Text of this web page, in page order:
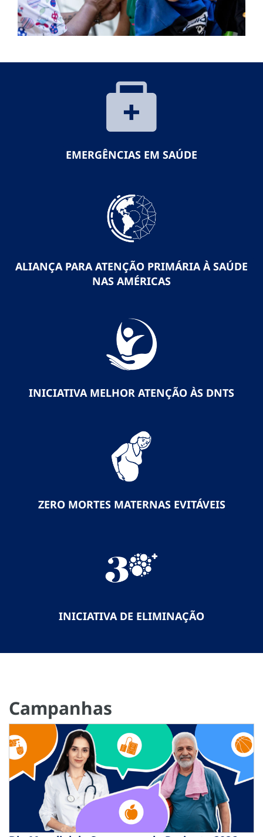
EMERGÊNCIAS EM SAÚDE
ALIANÇA PARA ATENÇÃO PRIMÁRIA À SAÚDE
NAS AMÉRICAS
INICIATIVA MELHOR ATENÇÃO ÀS DNTS
ZERO MORTES MATERNAS EVITÁVEIS
INICIATIVA DE ELIMINAÇÃO
Campanhas